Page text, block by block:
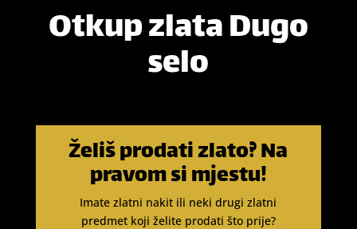
Otkup zlata Dugo
selo
Želiš prodati zlato? Na
pravom si mjestu!
Imate zlatni nakit ili neki drugi zlatni
predmet koji želite prodati što prije?